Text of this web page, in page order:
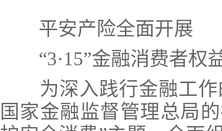
平安产险全面开展
“3·15”金融消费者权
为深入践行金融工
国家金融监督管理总局